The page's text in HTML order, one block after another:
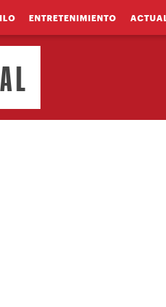
ENTRETENIMIENTO